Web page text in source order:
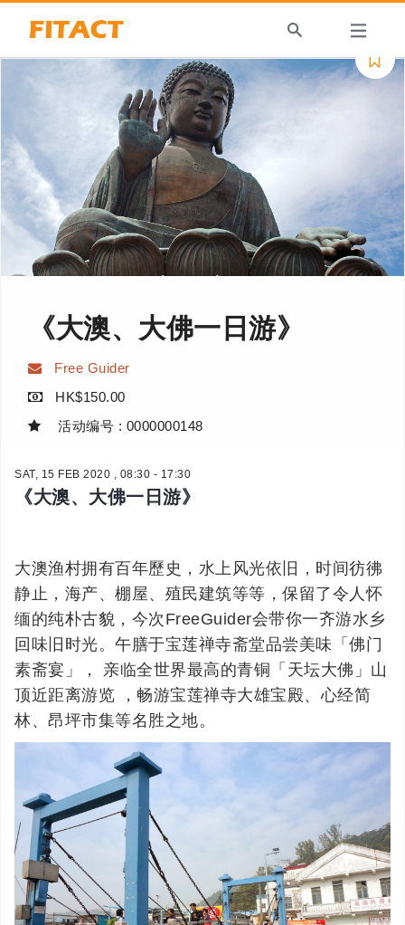
《大澳、大佛一日游》
Free Guider
HK$150.00
活动编号 : 0000000148
SAT, 15 FEB 2020 , 08:30 - 17:30
《大澳、大佛一日游》
大澳渔村拥有百年歷史，水上风光依旧，时间彷彿
静止，海产、棚屋、殖民建筑等等，保留了令人怀
缅的纯朴古貌，今次FreeGuider会带你一齐游水乡
回味旧时光。午膳于宝莲禅寺斋堂品尝美味「佛门
素斋宴」， 亲临全世界最高的青铜「天坛大佛」山
顶近距离游览 ，畅游宝莲禅寺大雄宝殿、心经简
林、昂坪市集等名胜之地。